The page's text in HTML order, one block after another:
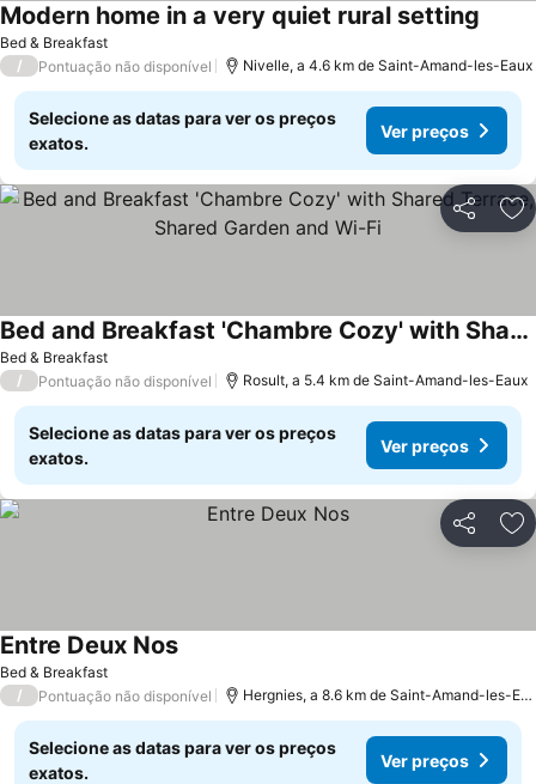
Bed & Breakfast
Modern home in a very quiet rural setting
/ Pontuação não disponível Nivelle, a 4.6 km de Saint-Amand-les-Eaux
Selecione as datas para ver os preços
exatos.
Ver preços
Partilhar
Bed & Breakfast
Bed and Breakfast 'Chambre Cozy' with Shared Terrace, Shared Garden and Wi-Fi
/ Pontuação não disponível Rosult, a 5.4 km de Saint-Amand-les-Eaux
Selecione as datas para ver os preços
exatos.
Ver preços
Partilhar
Bed & Breakfast
Entre Deux Nos
/ Pontuação não disponível Hergnies, a 8.6 km de Saint-Amand-les-Eaux
Selecione as datas para ver os preços
exatos.
Ver preços